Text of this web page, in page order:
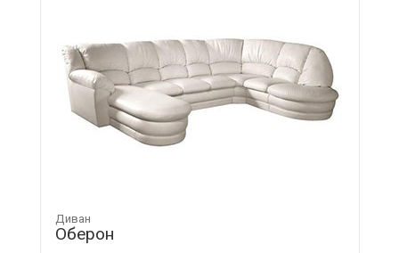
Диван
Оберон